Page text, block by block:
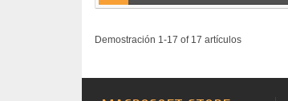
Demostración 1-17 of 17 artículos